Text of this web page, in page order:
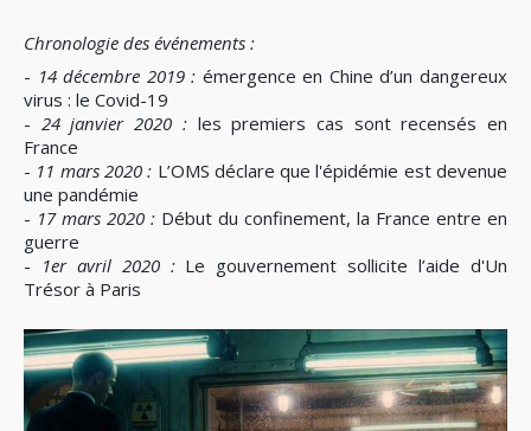
Chronologie des événements :
- 14 décembre 2019 : émergence en Chine d’un dangereux
virus : le Covid-19
- 24 janvier 2020 :les premiers cas sont recensés en
France
- 11 mars 2020 : L’OMS déclare que l'épidémie est devenue
une pandémie
- 17 mars 2020 : Début du confinement, la France entre en
guerre
- 1er avril 2020 :Le gouvernement sollicite l’aide d'Un
Trésor à Paris